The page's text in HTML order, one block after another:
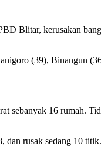
Blitar, kerusakan
(39), Binangun
sebanyak 16 rumah.
dan rusak sedang 10